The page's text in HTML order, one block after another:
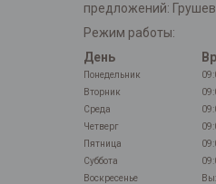
предложений:
Режим работы:
День
Понедельник
Вторник
Среда
Четверг
Пятница
Суббота
Воскресенье